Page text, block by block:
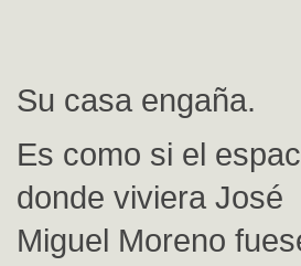
Su casa engaña.
Es como si el
donde viviera José
Miguel Moreno